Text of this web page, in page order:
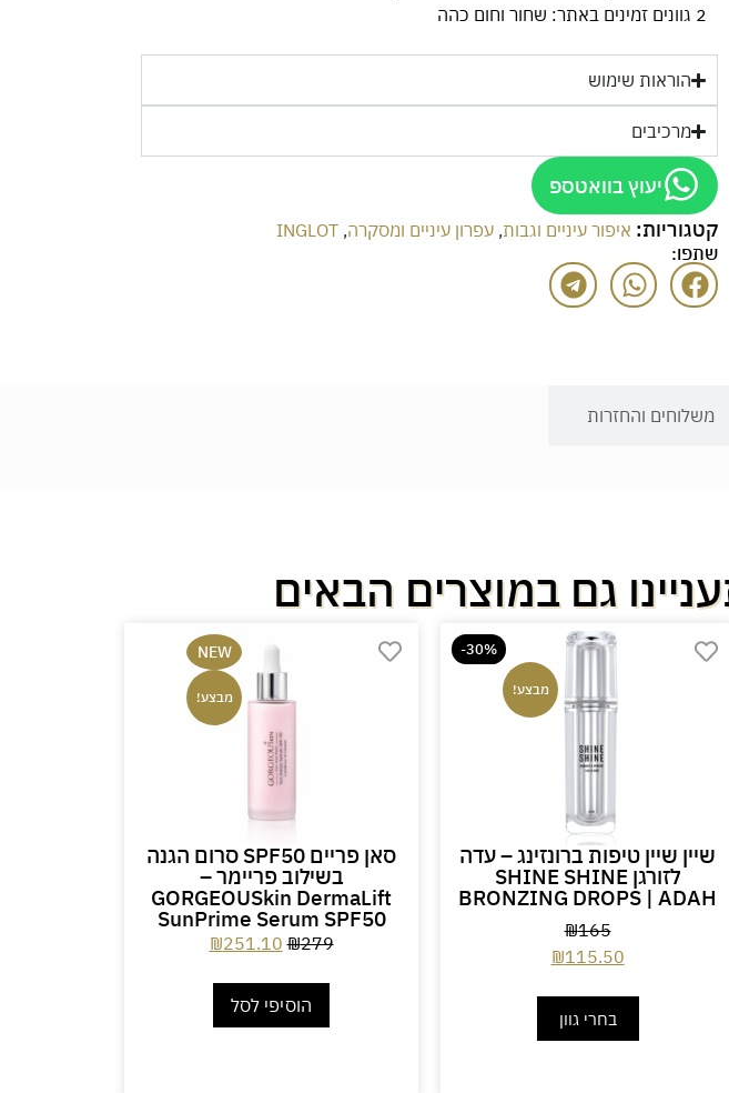
2 גוונים זמינים באתר: שחור וחום כהה
הוראות שימוש
מרכיבים
יעוץ בוואטספ
קטגוריות: איפור עיניים וגבות, עפרון עיניים ומסקרה,
INGLOT
שתפו:
משלוחים והחזרות
גם במוצרים הבאים
-30%
מבצע!
שיין שיין טיפות ברונזינג – עדה
לזורגן SHINE SHINE
BRONZING DROPS | ADAH
₪165
₪115.50
בחרי גוון
NEW
מבצע!
סאן פריים SPF50 סרום הגנה
בשילוב פריימר –
GORGEOUSkin DermaLift
SunPrime Serum SPF50
₪279
₪251.10
הוסיפי לסל